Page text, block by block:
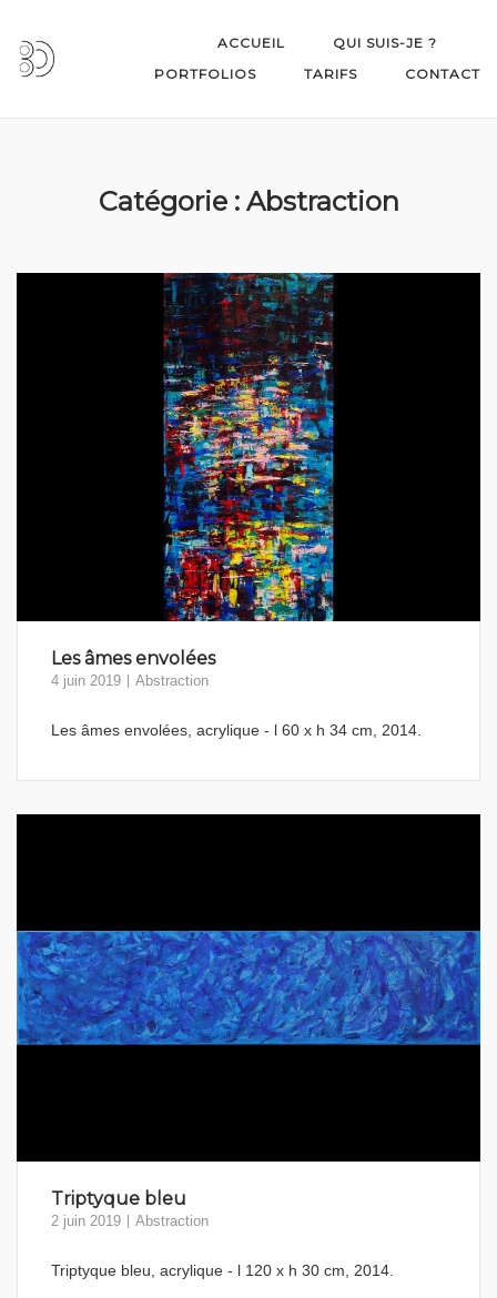
content
ACCUEIL
QUI SUIS-JE ?
PORTFOLIOS
TARIFS CONTACT
Catégorie : Abstraction
Les âmes envolées
4 juin 2019 Abstraction
Les âmes envolées, acrylique - l 60 x h 34 cm, 2014.
Triptyque bleu
2 juin 2019 Abstraction
Triptyque bleu, acrylique - l 120 x h 30 cm, 2014.